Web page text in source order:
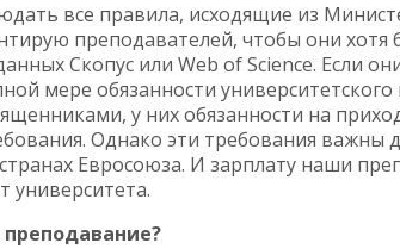
все правила, исходящие из
преподавателей, чтобы они хотя
Скопус или Web of Science. Если
мере обязанности
у них обязанности на
Однако эти требования важны
Евросоюза. И зарплату наши
университета.